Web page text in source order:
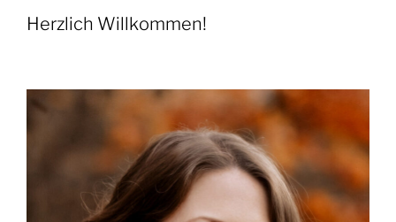
Herzlich Willkommen!